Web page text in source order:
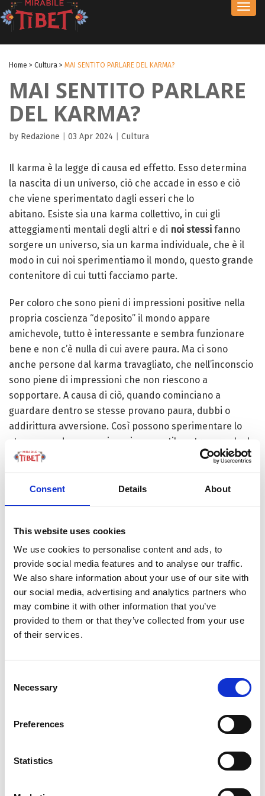
Consent Details About
This website uses cookies
We use cookies to personalise content and ads, to
provide social media features and to analyse our traffic.
We also share information about your use of our site with
our social media, advertising and analytics partners who
may combine it with other information that you’ve
provided to them or that they’ve collected from your use
of their services.
Selection
Necessary
Preferences
Statistics
Home > Cultura > MAI SENTITO PARLARE DEL KARMA?
MAI SENTITO PARLARE
DEL KARMA?
by Redazione 03 Apr 2024 Cultura
Il karma è la legge di causa ed effetto. Esso determina
la nascita di un universo, ciò che accade in esso e ciò
che viene sperimentato dagli esseri che lo
abitano. Esiste sia una karma collettivo, in cui gli
atteggiamenti mentali degli altri e di noi stessi fanno
sorgere un universo, sia un karma individuale, che è il
modo in cui noi sperimentiamo il mondo, questo grande
contenitore di cui tutti facciamo parte.
Per coloro che sono pieni di impressioni positive nella
propria coscienza “deposito” il mondo appare
amichevole, tutto è interessante e sembra funzionare
bene e non c’è nulla di cui avere paura. Ma ci sono
anche persone dal karma travagliato, che nell’inconscio
sono piene di impressioni che non riescono a
sopportare. A causa di ciò, quando cominciano a
guardare dentro se stesse provano paura, dubbi o
addirittura avversione. Così possono sperimentare lo
stesso mondo come minaccioso e ostile, o trovare che la
propria vita non funzioni nel modo migliore.
Tuttavia il karma non è qualcosa che ci accompagna
questo è il motivo per cui alcuni guardano il mondo con
fiducia e altri con paura, alcuni stanno bene e sono felici
mentre altri sono poveri e infelici.
Per creare qualunque tipo di karma, sono necessarie
quattro condizioni: primo, dobbiamo sapere ciò che sta
accadendo intorno a noi, dobbiamo conoscere la
situazione. Secondo, dobbiamo avere l’intenzione di
che produce uguali conseguenze karmiche). Quarto,
dobbiamo essere soddisfatti di ciò che è accaduto.
Sia che compiamo un’azione positiva, sia che compiamo
presenti il karma prodotto avrà la sua massima forza. Le
impressioni accumulate nella nostra mente avranno un